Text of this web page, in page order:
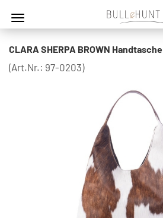
CLARA SHERPA BROWN Handtasche
(Art.Nr.: 97-0203)